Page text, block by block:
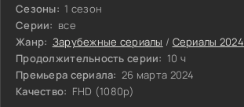
Сезоны: 1 сезон
Серии: все
Жанр: Зарубежные сериалы / Сериалы 2024
Продолжительность серии: 10 ч
Премьера сериала: 26 марта 2024
Качество: FHD (1080p)